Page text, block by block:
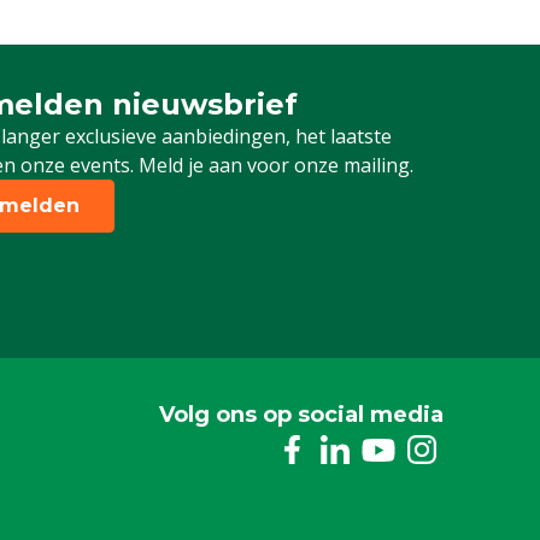
nieuwsbrief
exclusieve aanbiedingen, het laatste
onze events. Meld je aan voor onze mailing.
in voor onze nieuwsbrief
Volg ons op social media